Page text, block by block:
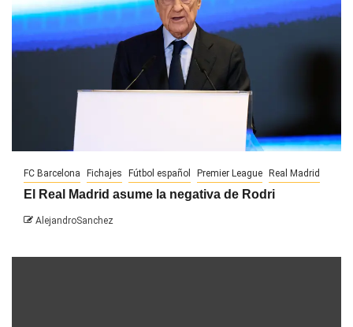
FC Barcelona Fichajes Fútbol español Premier League Real Madrid
El Real Madrid asume la negativa de Rodri
AlejandroSanchez